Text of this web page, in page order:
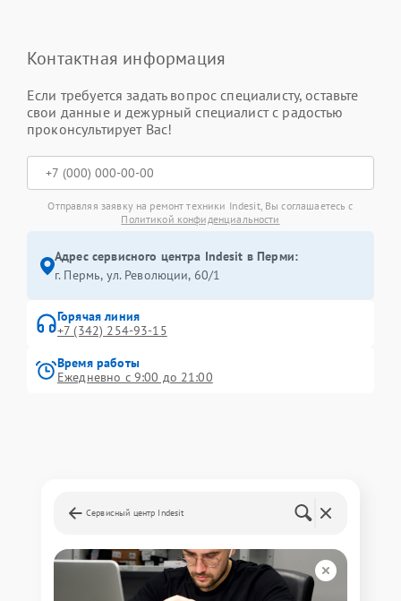
Контактная информация
Если требуется задать вопрос специалисту, оставьте
свои данные и дежурный специалист с радостью
проконсультирует Вас!
Отправляя заявку на ремонт техники Indesit, Вы соглашаетесь с
Политикой конфиденциальности
Адрес сервисного центра Indesit в Перми:
г. Пермь, ул. ​Революции, 60/1
Горячая линия
+7 (342) 254-93-15
Время работы
Ежедневно с 9:00 до 21:00
Сервисный центр Indesit